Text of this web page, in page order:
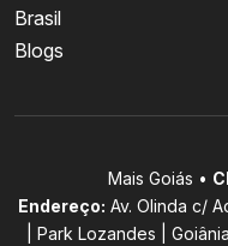
Brasil
Blogs
Mais Goiás •
Endereço: Av. Olinda c/
| Park Lozandes |